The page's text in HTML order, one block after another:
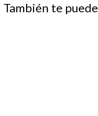
También te